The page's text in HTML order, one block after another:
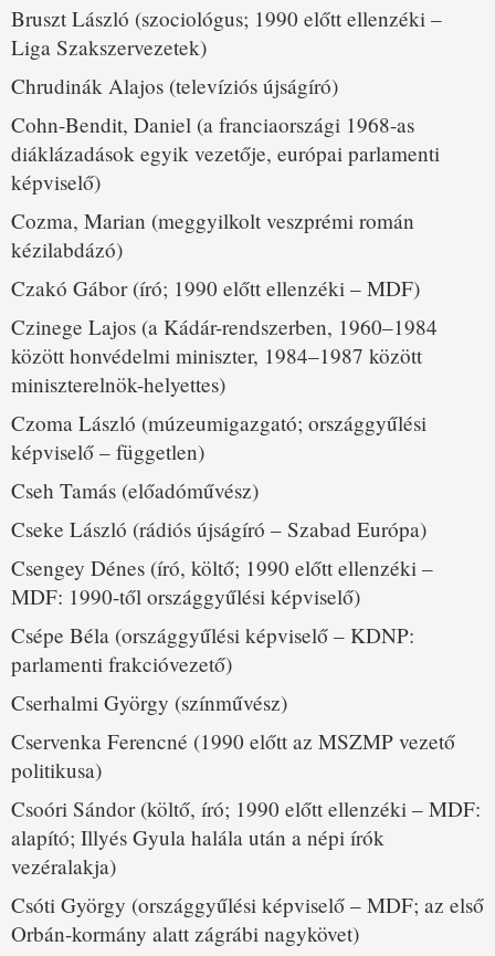
Bruszt László (szociológus; 1990 előtt ellenzéki –
Liga Szakszervezetek)
Chrudinák Alajos (televíziós újságíró)
Cohn-Bendit, Daniel (a franciaországi 1968-as
diáklázadások egyik vezetője, európai parlamenti
képviselő)
Cozma, Marian (meggyilkolt veszprémi román
kézilabdázó)
Czakó Gábor (író; 1990 előtt ellenzéki – MDF)
Czinege Lajos (a Kádár-rendszerben, 1960–1984
között honvédelmi miniszter, 1984–1987 között
miniszterelnök-helyettes)
Czoma László (múzeumigazgató; országgyűlési
képviselő – független)
Cseh Tamás (előadóművész)
Cseke László (rádiós újságíró – Szabad Európa)
Csengey Dénes (író, költő; 1990 előtt ellenzéki –
MDF: 1990-től országgyűlési képviselő)
Csépe Béla (országgyűlési képviselő – KDNP:
parlamenti frakcióvezető)
Cserhalmi György (színművész)
Cservenka Ferencné (1990 előtt az MSZMP vezető
politikusa)
Csoóri Sándor (költő, író; 1990 előtt ellenzéki – MDF:
alapító; Illyés Gyula halála után a népi írók
vezéralakja)
Csóti György (országgyűlési képviselő – MDF; az első
Orbán-kormány alatt zágrábi nagykövet)